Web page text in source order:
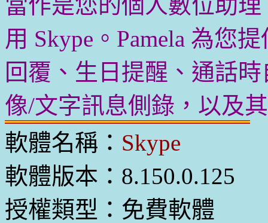
用 Skype。Pamela 為您
回覆、生日提醒、通話
像/文字訊息側錄，以及
軟體名稱： Skype
軟體版本：8.150.0.125
授權類型：免費軟體